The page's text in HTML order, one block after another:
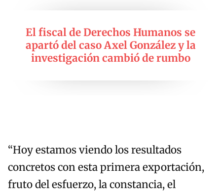
El fiscal de Derechos Humanos se
apartó del caso Axel González y la
investigación cambió de rumbo
“Hoy estamos viendo los resultados
concretos con esta primera exportación,
fruto del esfuerzo, la constancia, el